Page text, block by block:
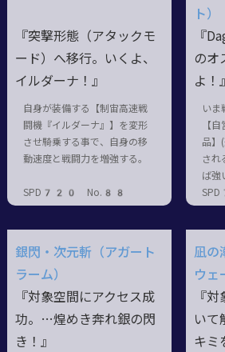
『突撃形態（アタックモ
ード）へ移行。いくよ、
イルダーナ！』
自身が装備する【制宙高速戦
闘機『イルダーナ』】を変形
させ騎乗する事で、自身の移
動速度と戦闘力を増強する。
SPD720 No.88
ト）
『
のオ
よ！』
いま
【
品】
され
ば強
銀閃・次元斬（アガート
ラーム）
『対象空間にアクセス成
功。…煌めき奔れ銀の閃
き！』
凪の
ウェ
『
いて
キミ